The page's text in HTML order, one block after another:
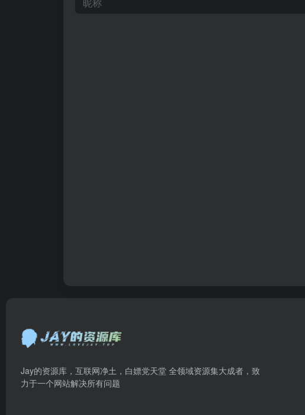
Jay的资源库，互联网净土，白嫖党天堂 全领域资源集大成者，致
力于一个网站解决所有问题